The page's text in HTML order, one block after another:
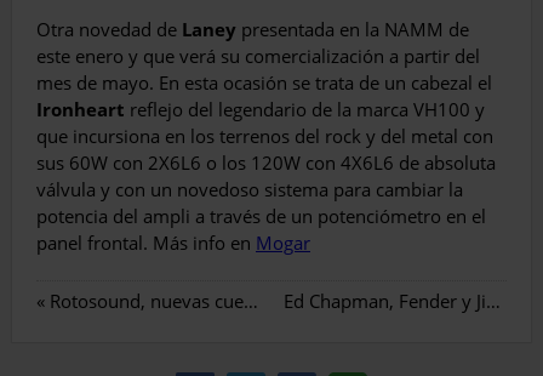
Otra novedad de Laney presentada en la NAMM de
este enero y que verá su comercialización a partir del
mes de mayo. En esta ocasión se trata de un cabezal el
Ironheart reflejo del legendario de la marca VH100 y
que incursiona en los terrenos del rock y del metal con
sus 60W con 2X6L6 o los 120W con 4X6L6 de absoluta
válvula y con un novedoso sistema para cambiar la
potencia del ampli a través de un potenciómetro en el
panel frontal. Más info en Mogar
« Rotosound, nuevas cuerdas para clásica Ed Chapman, Fender y Jimi Hendrix